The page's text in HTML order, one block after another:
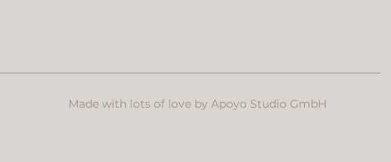
Made with lots of love by Apoyo Studio GmbH